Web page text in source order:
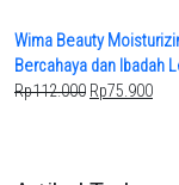
was:
Rp133.500.
is:
Wima Beauty
Bercahaya dan Ibadah
Rp112.000 Original
Rp75.900